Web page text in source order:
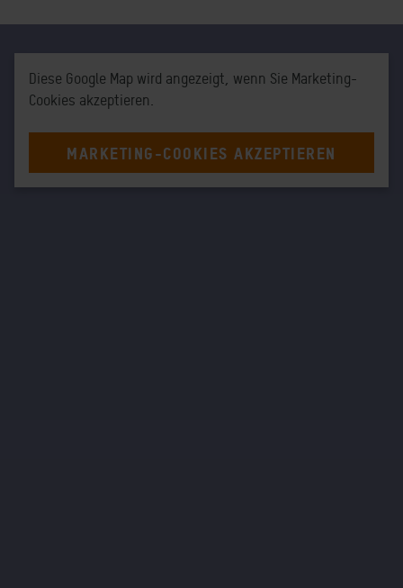
Diese Google Map wird angezeigt, wenn Sie Marketing-
Cookies akzeptieren.
MARKETING-COOKIES AKZEPTIEREN